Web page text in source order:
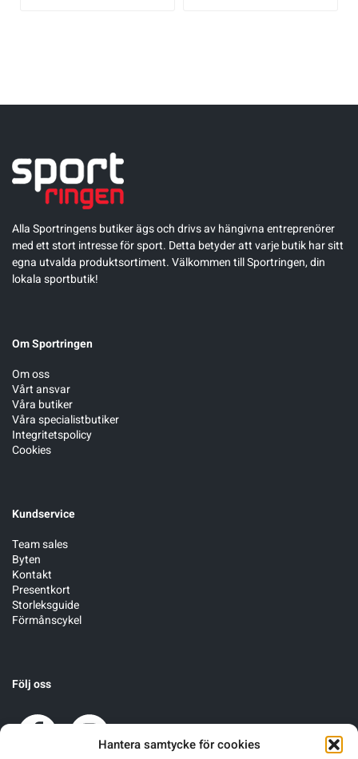
Hantera samtycke för cookies
Alla Sportringens butiker ägs och drivs av hängivna entreprenörer
med ett stort intresse för sport. Detta betyder att varje butik har sitt
egna utvalda produktsortiment. Välkommen till Sportringen, din
lokala sportbutik!
Om Sportringen
Om oss
Vårt ansvar
Våra butiker
Våra specialistbutiker
Integritetspolicy
Cookies
Kundservice
Team sales
Byten
Kontakt
Presentkort
Storleksguide
Förmånscykel
Följ oss